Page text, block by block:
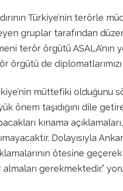
Türkiye’nin terörle
gruplar tarafından
terör örgütü ASALA’nın
örgütü de
müttefiki olduğunu
önem taşıdığını dile
kınama
Dolayısıyla
ötesine
almaları gerekmektedir.”